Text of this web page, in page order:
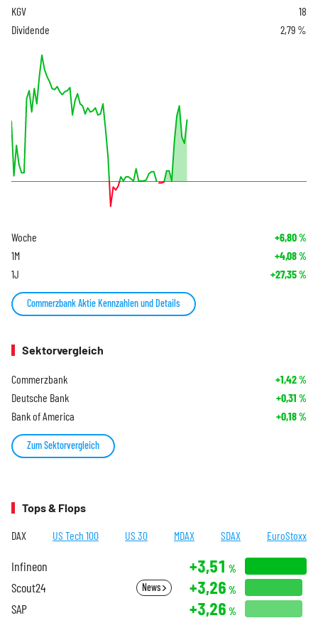
KGV
18
Dividende
2,79 %
Woche +6,80%
1M +4,08%
1J +27,35%
Commerzbank Aktie Kennzahlen und Details
Sektorvergleich
Commerzbank +1,42%
Deutsche Bank +0,31 %
Bank of America +0,18%
Zum Sektorvergleich
Tops & Flops
DAX US Tech 100 US 30 MDAX SDAX EuroStoxx
Infineon +3,51 %
Scout24 News +3,26 %
SAP +3,26 %